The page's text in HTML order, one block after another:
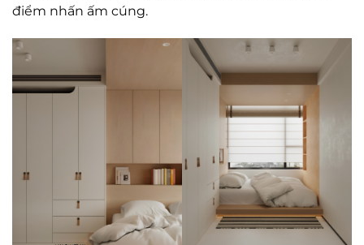
điểm nhấn ấm cúng.